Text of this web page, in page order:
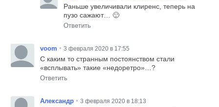
Раньше увеличивали клиренс, теперь на
пузо сажают… 🙂
Ответить
voom • 3 февраля 2020 в 17:55
С каким то странным постоянством стали
«всплывать» такие «недоретро»…?
Ответить
Александр • 3 февраля 2020 в 18:13